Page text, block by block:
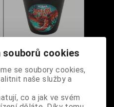
Dark - Dragon Blood
Dodání dny:skladem
souborů cookies
se soubory cookies,
naše služby a
co a jak ve svém